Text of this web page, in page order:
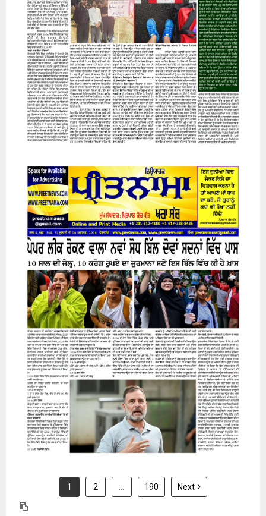
07 August 2026
31 July 2026
1 2 190 Next